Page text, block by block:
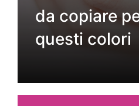
da copiare
questi colori